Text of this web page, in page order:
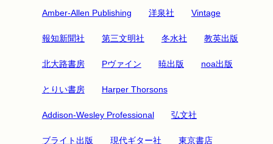
Amber-Allen Publishing 洋泉社 Vintage
報知新聞社 第三文明社 冬水社 教英出版
北大路書房 Pヴァイン 暁出版 noa出版
とりい書房 Harper Thorsons
Addison-Wesley Professional 弘文社
ブライト出版 現代ギター社 東京書店